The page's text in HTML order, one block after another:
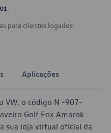
para clientes logados.
Aplicações
VW, o código N -907-
Golf Fox Amarok
sua loja virtual oficial da